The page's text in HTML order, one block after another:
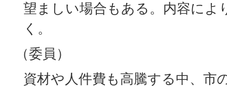
望ましい場合もある。内容によ
く。
（委員）
資材や人件費も高騰する中、市